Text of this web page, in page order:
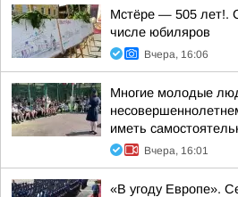
Мстёре — 505 лет!.
числе юбиляров
Вчера, 16:06
Многие молодые
иметь
Вчера, 16:01
«В угоду Европе».